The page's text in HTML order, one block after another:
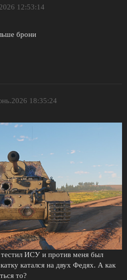
12:53:14
брони
18:35:24
тестил ИСУ и против меня был
катался на двух Федях. А как
то?